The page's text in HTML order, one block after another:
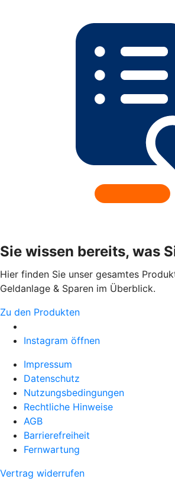
Sie wissen bereits, was
Hier finden Sie unser gesamtes
Geldanlage & Sparen im Überblick.
Zu den Produkten
Instagram öffnen
Impressum
Datenschutz
Nutzungsbedingungen
Rechtliche Hinweise
AGB
Barrierefreiheit
Fernwartung
Vertrag widerrufen